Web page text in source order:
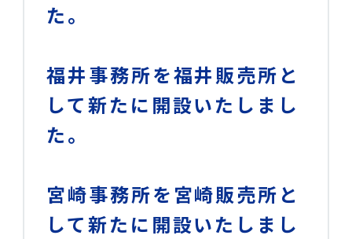
た。
福井事務所を福井販売所と
して新たに開設いたしまし
た。
宮崎事務所を宮崎販売所と
して新たに開設いたしまし